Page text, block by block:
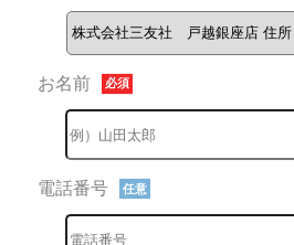
お名前 必須
電話番号 任意